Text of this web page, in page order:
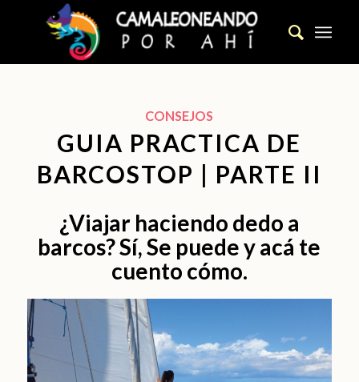
CONSEJOS
GUIA PRACTICA DE
BARCOSTOP | PARTE II
¿Viajar haciendo dedo a
barcos? Sí, Se puede y acá te
cuento cómo.